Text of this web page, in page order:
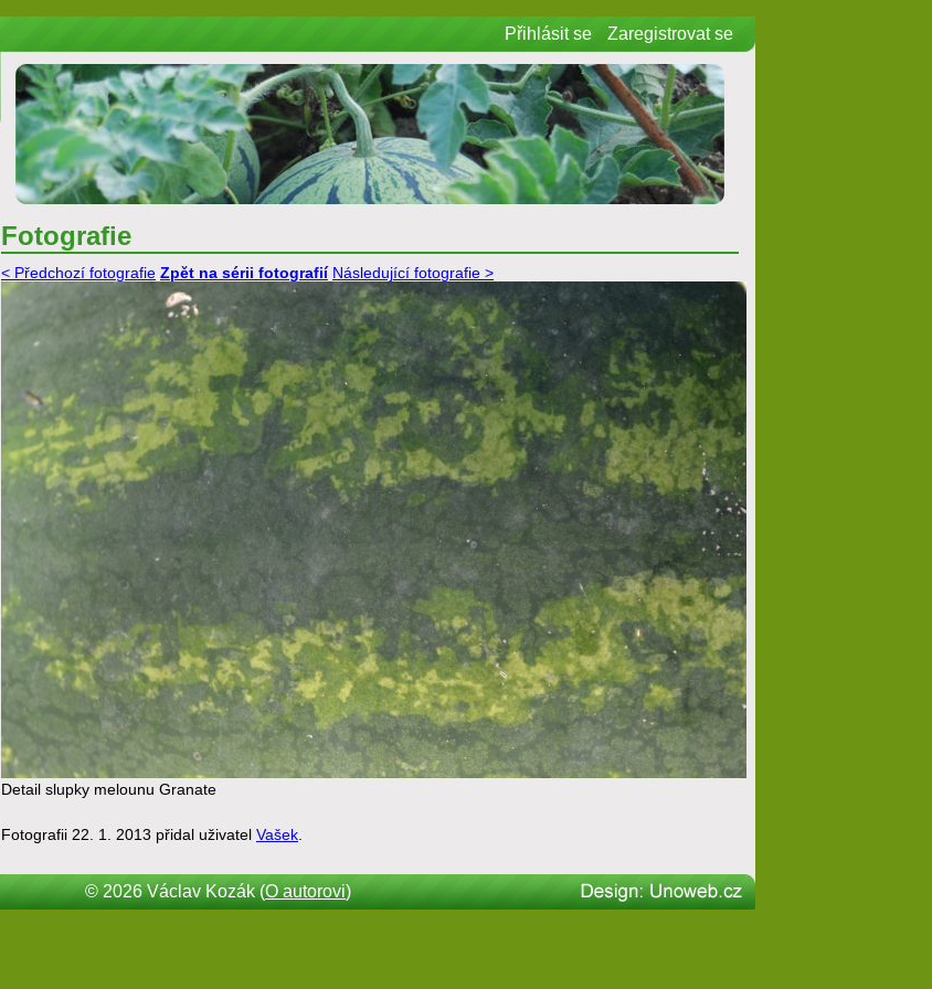
Přihlásit se Zaregistrovat se
Fotografie
< Předchozí fotografie Zpět na sérii fotografií Následující fotografie >
Detail slupky melounu Granate
Fotografii 22. 1. 2013 přidal uživatel Vašek
© 2026 Václav Kozák (O autorovi)